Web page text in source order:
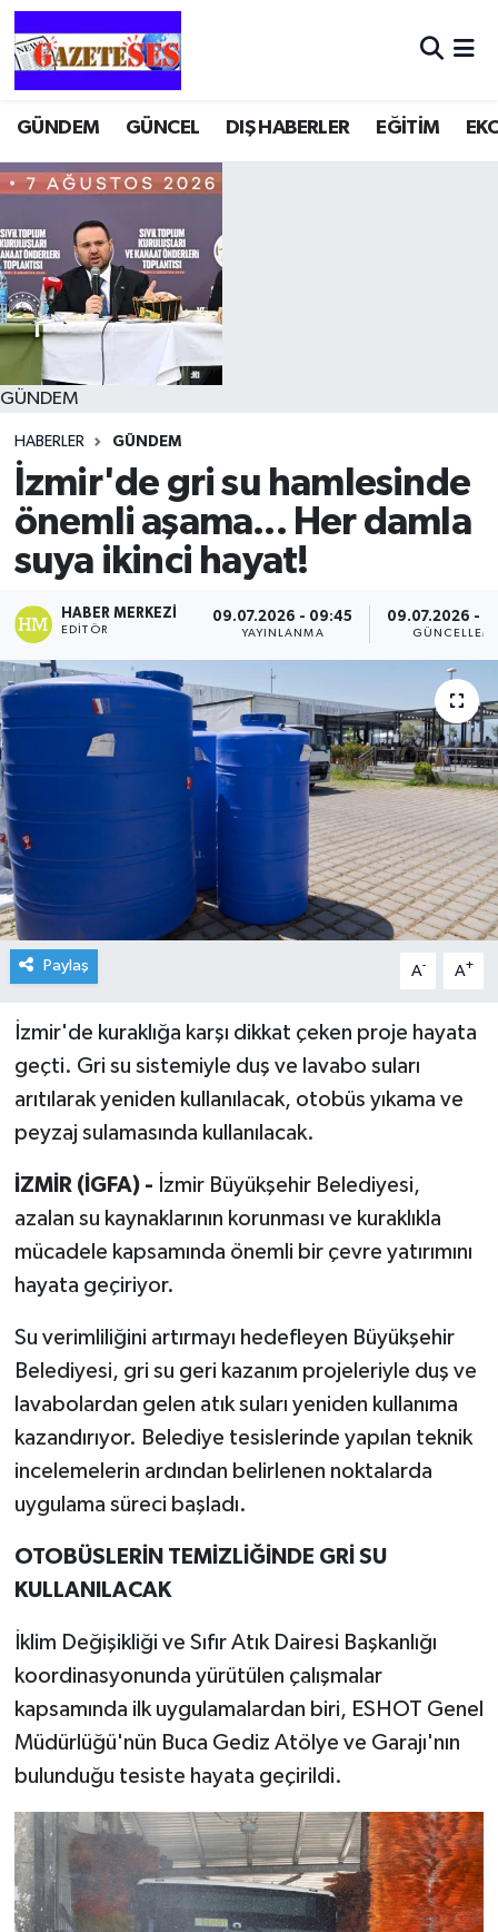
GÜNDEM GÜNCEL DIŞ HABERLER EĞİTİM
GÜNDEM
HABERLER GÜNDEM
İzmir'de gri su hamlesinde
önemli aşama... Her damla
suya ikinci hayat!
HABER MERKEZI
EDITÖR
09.07.2026 - 09:45
YAYINLANMA
09.07.2026 -
Paylaş A- A+
İzmir'de kuraklığa karşı dikkat çeken proje hayata
geçti. Gri su sistemiyle duş ve lavabo suları
arıtılarak yeniden kullanılacak, otobüs yıkama ve
peyzaj sulamasında kullanılacak.
İZMİR (İGFA) - İzmir Büyükşehir Belediyesi,
azalan su kaynaklarının korunması ve kuraklıkla
mücadele kapsamında önemli bir çevre yatırımını
hayata geçiriyor.
Su verimliliğini artırmayı hedefleyen Büyükşehir
Belediyesi, gri su geri kazanım projeleriyle duş ve
lavabolardan gelen atık suları yeniden kullanıma
kazandırıyor. Belediye tesislerinde yapılan teknik
incelemelerin ardından belirlenen noktalarda
uygulama süreci başladı.
OTOBÜSLERİN TEMİZLİĞİNDE GRİ SU
KULLANILACAK
İklim Değişikliği ve Sıfır Atık Dairesi Başkanlığı
koordinasyonunda yürütülen çalışmalar
kapsamında ilk uygulamalardan biri, ESHOT Genel
Müdürlüğü'nün Buca Gediz Atölye ve Garajı'nın
bulunduğu tesiste hayata geçirildi.